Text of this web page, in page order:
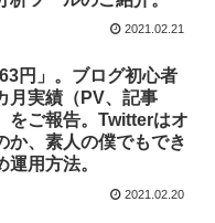
2021.02.21
円」。ブログ初心者
月実績（PV、記事
をご報告。Twitterはオ
か、素人の僕でもでき
運用方法。
2021.02.20